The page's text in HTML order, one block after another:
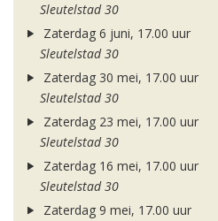
Sleutelstad 30
Zaterdag 6 juni, 17.00 uur
Sleutelstad 30
Zaterdag 30 mei, 17.00 uur
Sleutelstad 30
Zaterdag 23 mei, 17.00 uur
Sleutelstad 30
Zaterdag 16 mei, 17.00 uur
Sleutelstad 30
Zaterdag 9 mei, 17.00 uur